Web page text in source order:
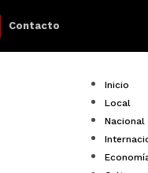
Contacto
Inicio
Local
Nacional
Menu